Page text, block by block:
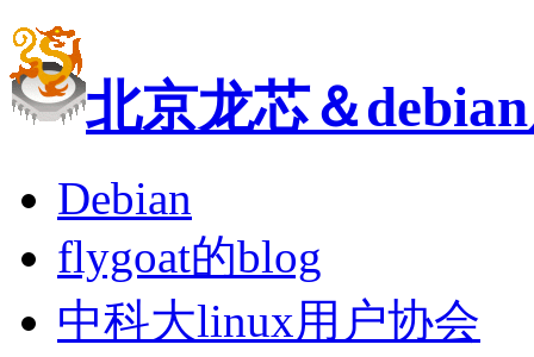
北京龙芯＆
Debian
flygoat的blog
中科大linux用户协会